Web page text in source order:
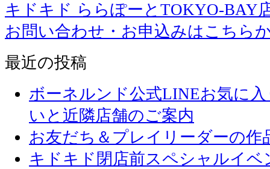
キドキド ららぽーとTOKYO-BAY
お問い合わせ・お申込みはこちら
最近の投稿
ボーネルンド公式LINEお気に
いと近隣店舗のご案内
お友だち＆プレイリーダーの作
キドキド閉店前スペシャルイベ